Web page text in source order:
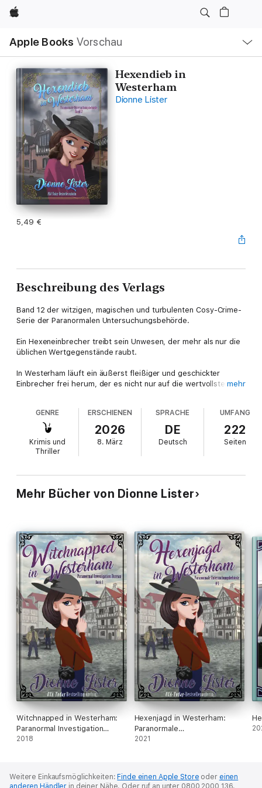
Apple
Apple Books Vorschau
Navigation
Menü
öffnen
Hexendieb in
Westerham
Dionne Lister
5,49 €
Beschreibung des Verlags
Band 12 der witzigen, magischen und turbulenten Cosy-Crime-
Serie der Paranormalen Untersuchungsbehörde.
Ein Hexeneinbrecher treibt sein Unwesen, der mehr als nur die
üblichen Wertgegenstände raubt.
In Westerham läuft ein äußerst fleißiger und geschickter
Einbrecher frei herum, der es nicht nur auf die wertvollsten
Spuren sind nur schwer zu finden und selbst Lilys magisches
Talent ist keine große Hilfe.
Der Druck wächst, und da Will die Kündigung droht, müssen sie
Antworten finden – und zwar schnell. Allerdings kämpft Lily mit
Dumme ist nur, dass seine Beseitigung tödliche Folgen haben
könnte. Die Zeit drängt und jede Nacht werden mehr Einbrüche
ein schreckliches Ende nehmen?
mehr
GENRE
Krimis und
Thriller
ERSCHIENEN
2026
8. März
SPRACHE
DE
Deutsch
UMFANG
222
Seiten
Mehr Bücher von Dionne Lister
Witchnapped in Westerham:
Paranormal Investigation
Bureau Cosy Mystery Book 1
2018
Hexenjagd in Westerham:
Paranormale
Untersuchungsbehörde #1
2021
Weitere Einkaufsmöglichkeiten: Finde einen Apple Store oder einen